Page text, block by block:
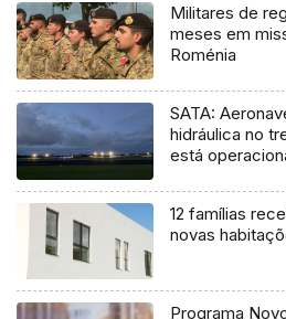
Militares de
meses em
Roménia
SATA:
hidráulica no
está
12 famílias
novas
Programa